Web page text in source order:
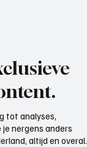
tot analyses,
nergens anders
altijd en overal.